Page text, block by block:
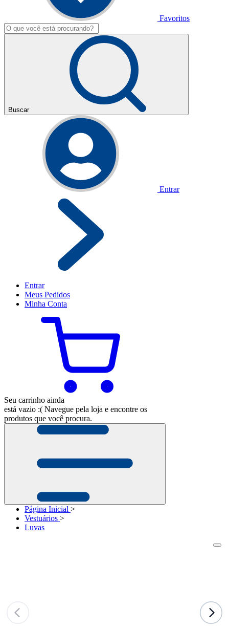
Favoritos
Buscar
Entrar
Entrar
Meus Pedidos
Minha Conta
Seu carrinho ainda
está vazio :( Navegue pela loja e encontre os
produtos que você procura.
Página Inicial >
Vestuários >
Luvas